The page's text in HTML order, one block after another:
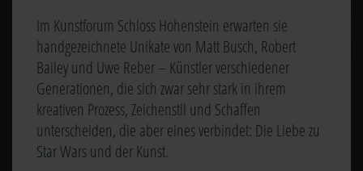
Im Kunstforum Schloss Hohenstein erwarten sie
handgezeichnete Unikate von Matt Busch, Robert
Bailey und Uwe Reber – Künstler verschiedener
Generationen, die sich zwar sehr stark in ihrem
kreativen Prozess, Zeichenstil und Schaffen
unterscheiden, die aber eines verbindet: Die Liebe zu
Star Wars und der Kunst.